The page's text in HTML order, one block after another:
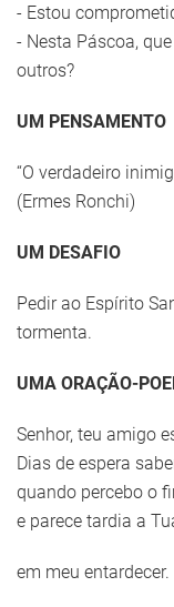
- Estou
- Nesta Páscoa,
outros?
UM PENSAMENTO
“O verdadeiro
(Ermes Ronchi)
UM DESAFIO
Pedir ao Espírito
tormenta.
UMA ORAÇÃO-
Senhor, teu amigo
Dias de espera
quando percebo o
e parece tardia a
em meu entardecer.